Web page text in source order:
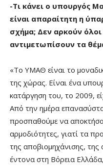
-Τι κάνει ο υπουργός
είναι απαραίτητη η
σχήμα; Δεν αρκούν
αντιμετωπίσουν τα
«Το ΥΜΑΘ είναι το
της χώρας. Είναι ένα
κατάργηση του, το 2009,
Από την ημέρα
προσπαθούμε να
αρμοδιότητες, γιατί τα
της αποβιομηχάνισης, της
έντονα στη Βόρεια Ελλάδα,